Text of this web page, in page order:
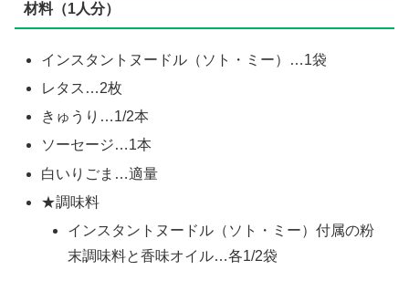
材料（1人分）
インスタントヌードル（ソト・ミー）…1袋
レタス…2枚
きゅうり…1/2本
ソーセージ…1本
白いりごま…適量
★調味料
インスタントヌードル（ソト・ミー）付属の粉
末調味料と香味オイル…各1/2袋